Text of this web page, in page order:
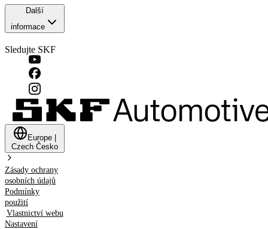
Další
informace
Sledujte SKF
Europe
Czech Česko
Zásady ochrany
osobních údajů
Podmínky
použití
Vlastnictví webu
Nastavení